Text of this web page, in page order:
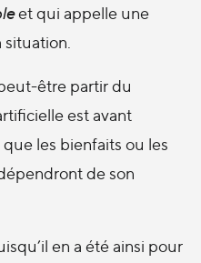
et qui appelle une
être partir du
est avant
que les bienfaits ou les
de son
en a été ainsi pour